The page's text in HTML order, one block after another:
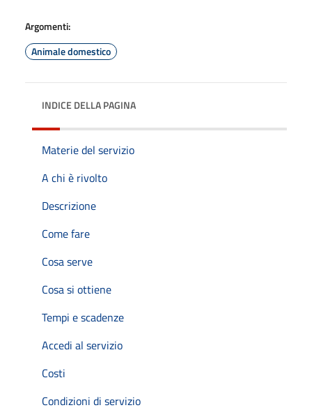
Argomenti:
Animale domestico
INDICE DELLA PAGINA
Materie del servizio
A chi è rivolto
Descrizione
Come fare
Cosa serve
Cosa si ottiene
Tempi e scadenze
Accedi al servizio
Costi
Condizioni di servizio